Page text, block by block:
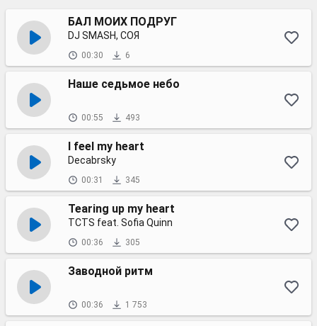
БАЛ МОИХ ПОДРУГ
DJ SMASH, СОЯ
00:30 6
Наше седьмое небо
00:55 493
I feel my heart
Decabrsky
00:31 345
Tearing up my heart
TCTS feat. Sofia Quinn
00:36 305
Заводной ритм
00:36 1 753